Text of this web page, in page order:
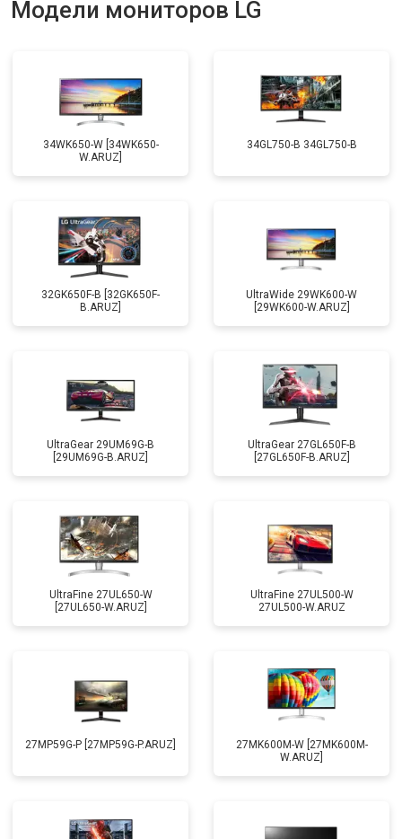
Модели мониторов LG
34WK650-W [34WK650-
W.ARUZ]
34GL750-B 34GL750-B
32GK650F-B [32GK650F-
B.ARUZ]
UltraWide 29WK600-W
[29WK600-W.ARUZ]
UltraGear 29UM69G-B
[29UM69G-B.ARUZ]
UltraGear 27GL650F-B
[27GL650F-B.ARUZ]
UltraFine 27UL650-W
[27UL650-W.ARUZ]
UltraFine 27UL500-W
27UL500-W.ARUZ
27MP59G-P [27MP59G-P.ARUZ]
27MK600M-W [27MK600M-
W.ARUZ]